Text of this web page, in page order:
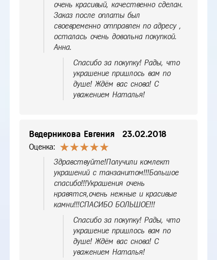
очень красивый, качественно сделан.
Заказ после оплаты был
своевременно отправлен по адресу ,
осталась очень довольна покупкой.
Анна.
Спасибо за покупку! Рады, что
украшение пришлось вам по
душе! Ждём вас снова! С
уважением Наталья!
Ведерникова Евгения 23.02.2018
Оценка:
Здравствуйте!Получили комлект
украшений с танзанитом!!!Большое
спасибо!!!Украшения очень
нравятся,очень нежные и красивые
камни!!!СПАСИБО БОЛЬШОЕ!!!
Спасибо за покупку! Рады, что
украшение пришлось вам по
душе! Ждём вас снова! С
уважением Наталья!